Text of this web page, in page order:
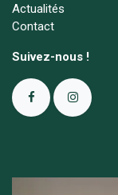
Actualités
Contact
Suivez-nous !